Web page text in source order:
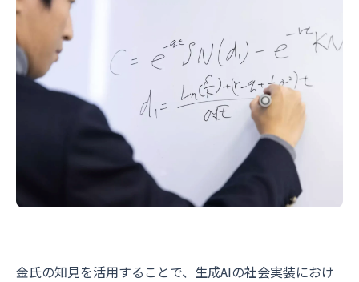
金氏の知見を活用することで、生成AIの社会実装におけ